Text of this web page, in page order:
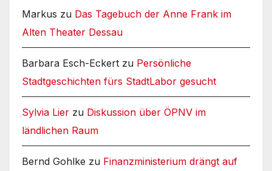
Markus zu Das Tagebuch der Anne Frank im
Alten Theater Dessau
Barbara Esch-Eckert zu Persönliche
Stadtgeschichten fürs StadtLabor gesucht
Sylvia Lier zu Diskussion über ÖPNV im
ländlichen Raum
Bernd Gohlke zu Finanzministerium drängt auf